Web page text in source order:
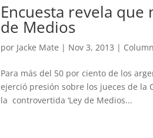
Encuesta revela
de Medios
por Jacke Mate | Nov 3, 2013 |
Para más del 50 por ciento de los
ejerció presión sobre los jueces de la
la controvertida ‘Ley de Medios...